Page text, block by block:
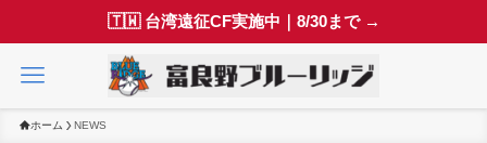
🇹🇼 台湾遠征CF実施中｜8/30まで →
ホーム NEWS